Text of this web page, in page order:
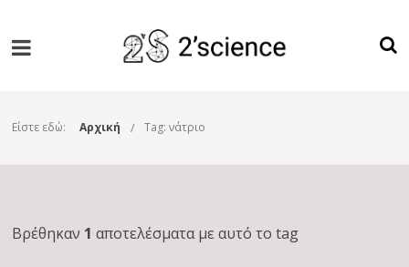
Είστε εδώ: Αρχική Tag: νάτριο
Βρέθηκαν 1 αποτελέσματα με αυτό το tag